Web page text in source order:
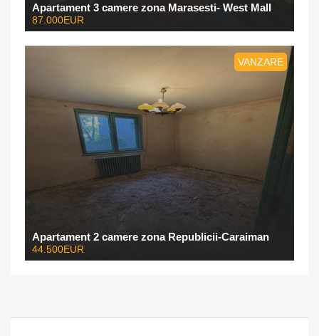
Apartament 3 camere zona Marasesti- West Mall
87.000EUR
VANZARE
Apartament 2 camere zona Republicii-Caraiman
44.500EUR